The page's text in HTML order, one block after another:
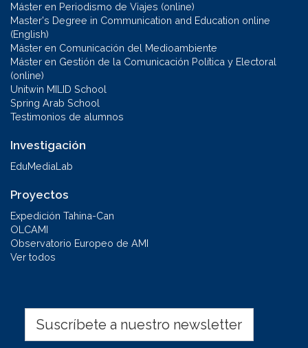
Máster en Periodismo de Viajes (online)
Master's Degree in Communication and Education online
(English)
Máster en Comunicación del Medioambiente
Máster en Gestión de la Comunicación Política y Electoral
(online)
Unitwin MILID School
Spring Arab School
Testimonios de alumnos
Investigación
EduMediaLab
Proyectos
Expedición Tahina-Can
OLCAMI
Observatorio Europeo de AMI
Ver todos
Suscríbete a nuestro newsletter